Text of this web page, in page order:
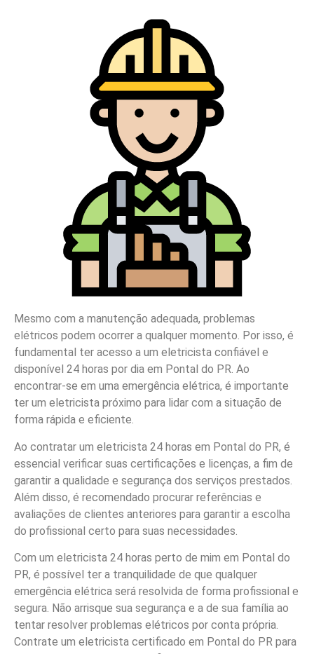
Mesmo com a manutenção adequada, problemas
elétricos podem ocorrer a qualquer momento. Por isso, é
fundamental ter acesso a um eletricista confiável e
disponível 24 horas por dia em Pontal do PR. Ao
encontrar-se em uma emergência elétrica, é importante
ter um eletricista próximo para lidar com a situação de
forma rápida e eficiente.
Ao contratar um eletricista 24 horas em Pontal do PR, é
essencial verificar suas certificações e licenças, a fim de
garantir a qualidade e segurança dos serviços prestados.
Além disso, é recomendado procurar referências e
avaliações de clientes anteriores para garantir a escolha
do profissional certo para suas necessidades.
Com um eletricista 24 horas perto de mim em Pontal do
PR, é possível ter a tranquilidade de que qualquer
emergência elétrica será resolvida de forma profissional e
segura. Não arrisque sua segurança e a de sua família ao
tentar resolver problemas elétricos por conta própria.
Contrate um eletricista certificado em Pontal do PR para